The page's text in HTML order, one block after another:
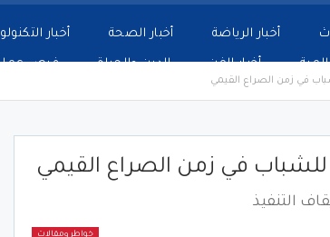
أخبار الرياضة أخبار الصحة أخبار
أخبار الفن الدين والحياة فرص
في زمن الصراع القيمي
في زمن الصراع القيمي
التنفيذ
خواطر ومقالات